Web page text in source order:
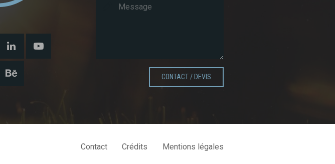
CONTACT / DEVIS
Contact Crédits Mentions légales